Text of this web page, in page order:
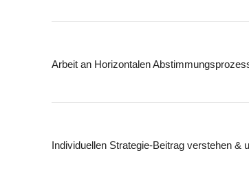
vorgegangen
Arbeit an Horizontalen
Individuellen Strategie-Beitrag verstehen &